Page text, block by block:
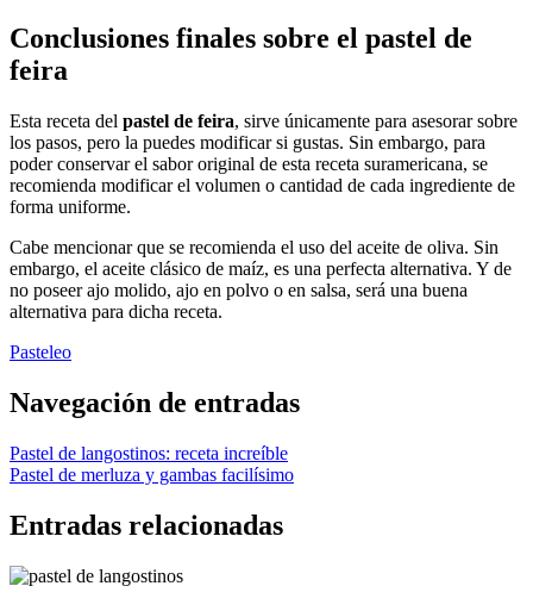
Conclusiones finales sobre el pastel de
feira
Esta receta del pastel de feira, sirve únicamente para asesorar sobre
los pasos, pero la puedes modificar si gustas. Sin embargo, para
poder conservar el sabor original de esta receta suramericana, se
recomienda modificar el volumen o cantidad de cada ingrediente de
forma uniforme.
Cabe mencionar que se recomienda el uso del aceite de oliva. Sin
embargo, el aceite clásico de maíz, es una perfecta alternativa. Y de
no poseer ajo molido, ajo en polvo o en salsa, será una buena
alternativa para dicha receta.
Pasteleo
Navegación de entradas
Pastel de langostinos: receta increíble
Pastel de merluza y gambas facilísimo
Entradas relacionadas